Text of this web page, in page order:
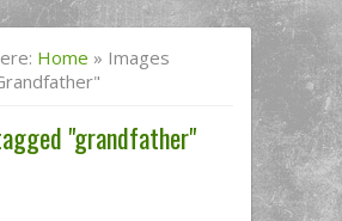
Home » Images
"grandfather"